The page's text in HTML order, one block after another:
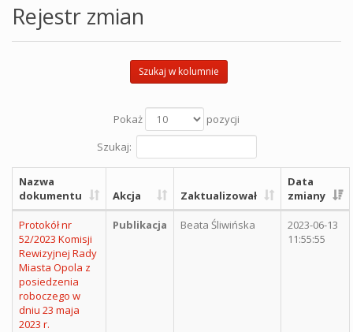
Rejestr zmian
Szukaj w kolumnie
Pokaż
pozycji
Szukaj:
Nazwa
dokumentu
Akcja Zaktualizował
Data
zmiany
Protokół nr
52/2023 Komisji
Rewizyjnej Rady
Miasta Opola z
posiedzenia
roboczego w
dniu 23 maja
2023 r.
Publikacja Beata Śliwińska
2023-06-13
11:55:55